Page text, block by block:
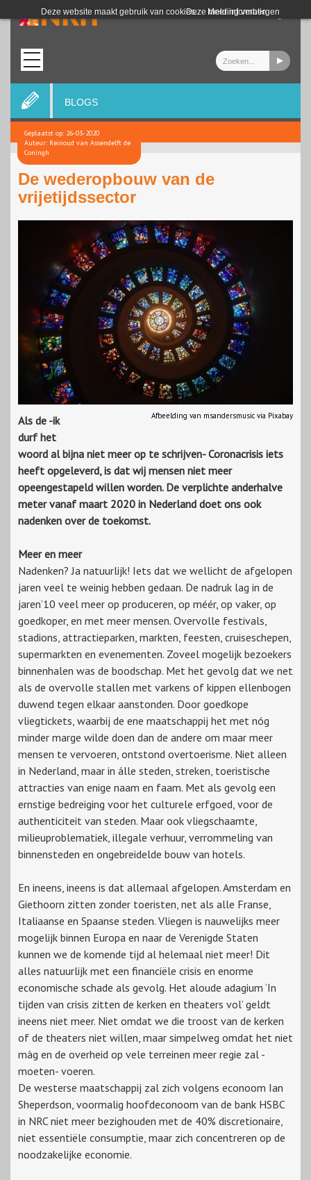
Deze website maakt gebruik van cookies. Meer informatie
Deze melding verbergen
Login
BLOGS
Geplaatst op: 26-03-2020
Auteur: Reinoud van Assendelft de
Coningh
De wederopbouw van de
vrijetijdssector
Afbeelding van msandersmusic via Pixabay
Als de -ik
durf het
woord al bijna niet meer op te schrijven- Coronacrisis iets
heeft opgeleverd, is dat wij mensen niet meer
opeengestapeld willen worden. De verplichte anderhalve
meter vanaf maart 2020 in Nederland doet ons ook
nadenken over de toekomst.
Meer en meer
Nadenken? Ja natuurlijk! Iets dat we wellicht de afgelopen
jaren veel te weinig hebben gedaan. De nadruk lag in de
jaren’10 veel meer op produceren, op méér, op vaker, op
goedkoper, en met meer mensen. Overvolle festivals,
stadions, attractieparken, markten, feesten, cruiseschepen,
supermarkten en evenementen. Zoveel mogelijk bezoekers
binnenhalen was de boodschap. Met het gevolg dat we net
als de overvolle stallen met varkens of kippen ellenbogen
duwend tegen elkaar aanstonden. Door goedkope
vliegtickets, waarbij de ene maatschappij het met nóg
minder marge wilde doen dan de andere om maar meer
mensen te vervoeren, ontstond overtoerisme. Niet alleen
in Nederland, maar in álle steden, streken, toeristische
attracties van enige naam en faam. Met als gevolg een
ernstige bedreiging voor het culturele erfgoed, voor de
authenticiteit van steden. Maar ook vliegschaamte,
milieuproblematiek, illegale verhuur, verrommeling van
binnensteden en ongebreidelde bouw van hotels.
En ineens, ineens is dat allemaal afgelopen. Amsterdam en
Giethoorn zitten zonder toeristen, net als alle Franse,
Italiaanse en Spaanse steden. Vliegen is nauwelijks meer
mogelijk binnen Europa en naar de Verenigde Staten
kunnen we de komende tijd al helemaal niet meer! Dit
alles natuurlijk met een financiële crisis en enorme
economische schade als gevolg. Het aloude adagium ‘In
tijden van crisis zitten de kerken en theaters vol’ geldt
ineens niet meer. Niet omdat we die troost van de kerken
of de theaters niet willen, maar simpelweg omdat het niet
màg en de overheid op vele terreinen meer regie zal -
moeten- voeren.
De westerse maatschappij zal zich volgens econoom Ian
Sheperdson, voormalig hoofdeconoom van de bank HSBC
in NRC niet meer bezighouden met de 40% discretionaire,
niet essentiële consumptie, maar zich concentreren op de
noodzakelijke economie.